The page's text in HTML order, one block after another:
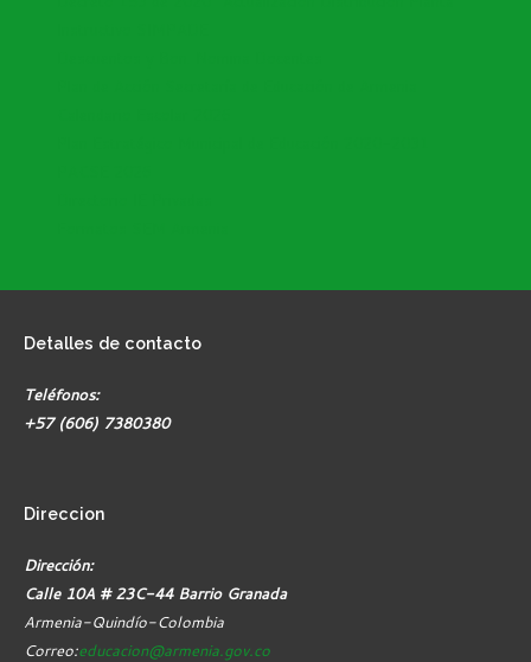
Detalles de contacto
Teléfonos:
+57 (606) 7380380
Direccion
Dirección:
Calle 10A # 23C-44 Barrio Granada
Armenia-Quindío-Colombia
Correo:educacion@armenia.gov.co